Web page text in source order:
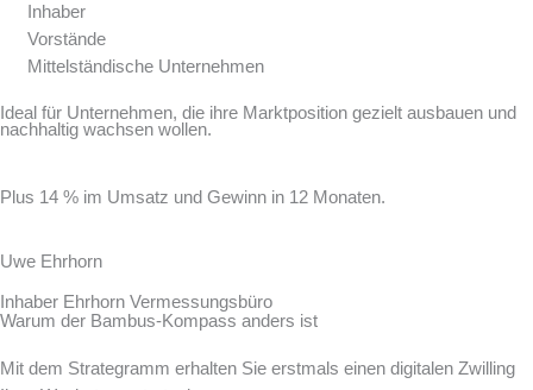
Inhaber
Vorstände
Mittelständische Unternehmen
Ideal für Unternehmen, die ihre Marktposition gezielt ausbauen und
nachhaltig wachsen wollen.
Plus 14 % im Umsatz und Gewinn in 12 Monaten.
Uwe Ehrhorn
Inhaber Ehrhorn Vermessungsbüro
Warum der Bambus-Kompass anders ist
Mit dem Strategramm erhalten Sie erstmals einen digitalen Zwilling